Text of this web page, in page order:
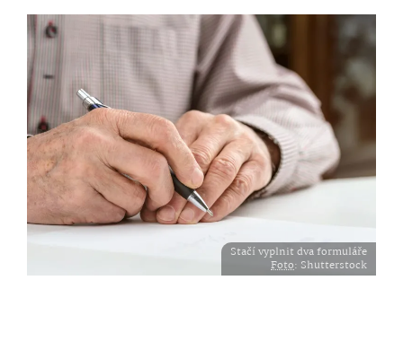
Stačí vyplnit dva formuláře
Foto: Shutterstock